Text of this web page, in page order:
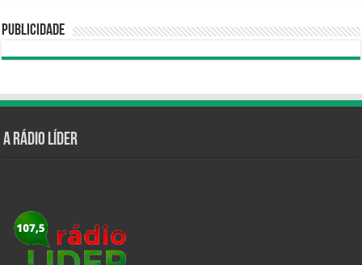
Publicidade
A Rádio Líder